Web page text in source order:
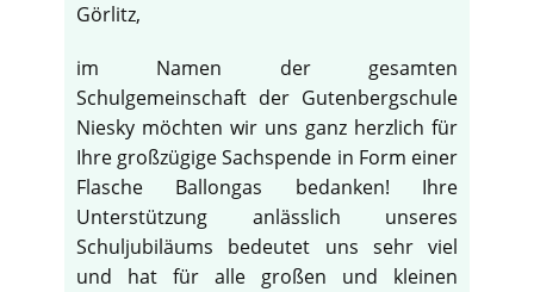
Görlitz,
im Namen der gesamten
Schulgemeinschaft der Gutenbergschule
Niesky möchten wir uns ganz herzlich für
Ihre großzügige Sachspende in Form einer
Flasche Ballongas bedanken! Ihre
Unterstützung anlässlich unseres
Schuljubiläums bedeutet uns sehr viel
und hat für alle großen und kleinen